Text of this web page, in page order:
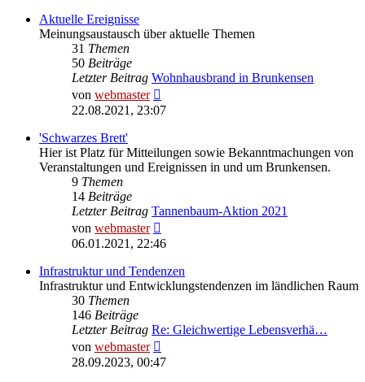
Aktuelle Ereignisse
Meinungsaustausch über aktuelle Themen
31 Themen
50 Beiträge
Letzter Beitrag Wohnhausbrand in Brunkensen
von webmaster
Beitrag
22.08.2021, 23:07
'Schwarzes Brett'
Hier ist Platz für Mitteilungen sowie Bekanntmachungen von
Veranstaltungen und Ereignissen in und um Brunkensen.
9 Themen
14 Beiträge
Letzter Beitrag Tannenbaum-Aktion 2021
von webmaster
Beitrag
06.01.2021, 22:46
Infrastruktur und Tendenzen
Infrastruktur und Entwicklungstendenzen im ländlichen Raum
30 Themen
146 Beiträge
Letzter Beitrag Re: Gleichwertige Lebensverhä…
von webmaster
Beitrag
28.09.2023, 00:47